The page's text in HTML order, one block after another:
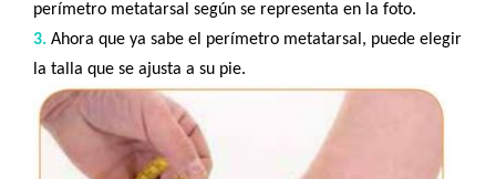
perímetro metatarsal según se representa en la foto.
3. Ahora que ya sabe el perímetro metatarsal, puede elegir
la talla que se ajusta a su pie.